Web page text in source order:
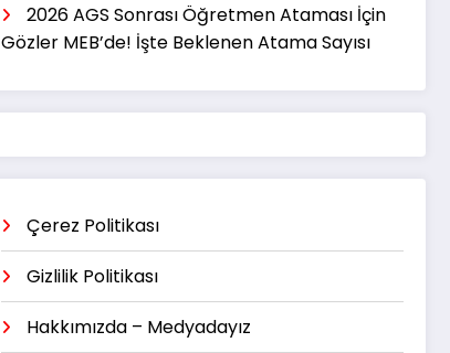
2026 AGS Sonrası Öğretmen Ataması İçin
Gözler MEB’de! İşte Beklenen Atama Sayısı
Çerez Politikası
Gizlilik Politikası
Hakkımızda – Medyadayız